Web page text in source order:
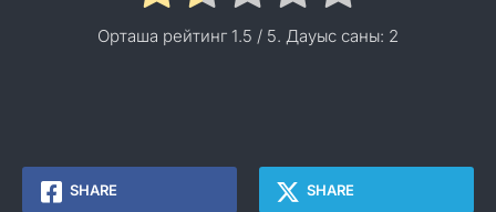
Орташа рейтинг 1.5 / 5. Дауыс саны: 2
SHARE SHARE